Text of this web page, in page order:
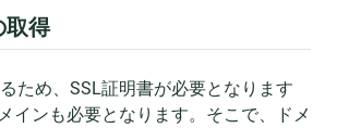
取得
ため、SSL証明書が必要となります
インも必要となります。そこで、ドメ